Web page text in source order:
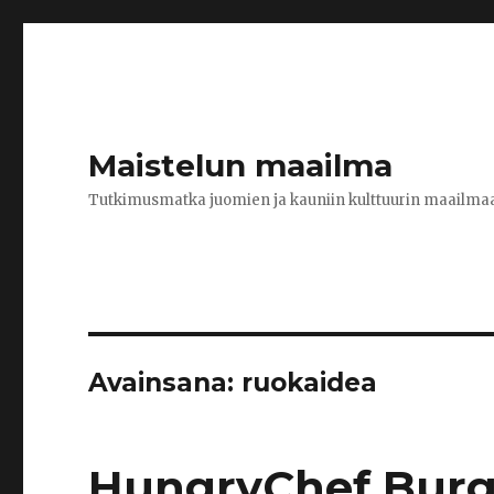
Maistelun maailma
Tutkimusmatka juomien ja kauniin kulttuurin
Avainsana: ruokaidea